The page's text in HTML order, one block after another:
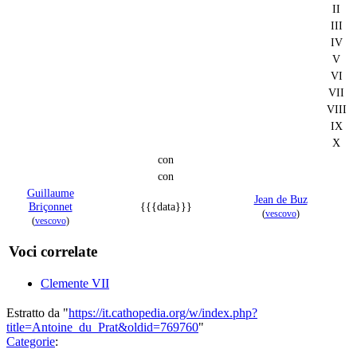
II
III
IV
V
VI
VII
VIII
IX
X
con
con
Guillaume
Briçonnet
(vescovo)
{{{data}}}
Jean de Buz
(vescovo)
Voci correlate
Clemente VII
Estratto da "https://it.cathopedia.org/w/index.php?
title=Antoine_du_Prat&oldid=769760"
Categorie: